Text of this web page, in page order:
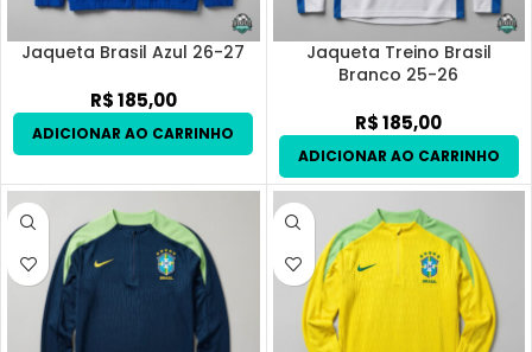
Jaqueta Brasil Azul 26-27
R$185,00
Jaqueta Treino Brasil
Branco 25-26
R$185,00